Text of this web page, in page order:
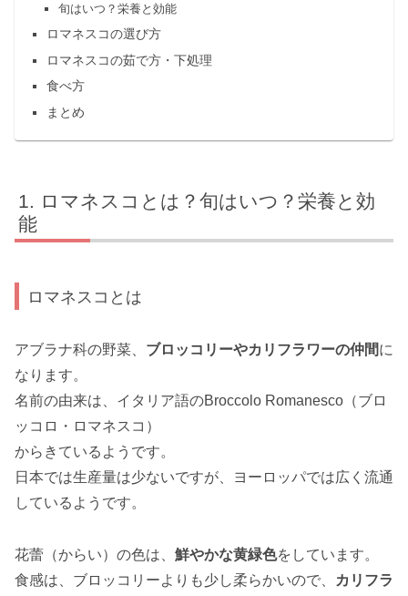
旬はいつ？栄養と効能
ロマネスコの選び方
ロマネスコの茹で方・下処理
食べ方
まとめ
ロマネスコとは？旬はいつ？栄養と効
能
ロマネスコとは
アブラナ科の野菜、 ブロッコリーやカリフラワーの仲間に
なります。
名前の由来は、イタリア語のBroccolo Romanesco（ブロ
ッコロ・ロマネスコ）
からきているようです。
日本では生産量は少ないですが、ヨーロッパでは広く流通
しているようです。
花蕾（からい）の色は、 鮮やかな黄緑色をしています。
食感は、ブロッコリーよりも少し柔らかいので、
カリフラ